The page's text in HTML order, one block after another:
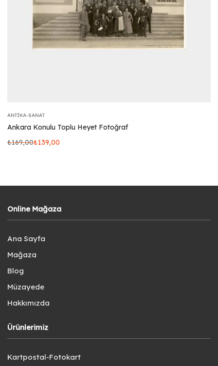
ANTIKA-SANAT
Ankara Konulu Toplu Heyet Fotoğraf
₺169,00₺139,00
Online Mağaza
Ana Sayfa
Mağaza
Blog
Müzayede
Hakkımızda
Ürünlerimiz
Kartpostal-Fotokart